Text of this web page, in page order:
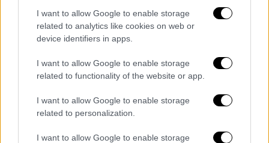
I want to allow Google to enable storage
related to analytics like cookies on web or
device identifiers in apps.
I want to allow Google to enable storage
related to functionality of the website or app.
I want to allow Google to enable storage
related to personalization.
I want to allow Google to enable storage
Αρχών
https://t.co/kexUnlnGMV@pyrosvesti
ki
@hellenicpolice
— 112 Greece (@112Greece)
2024